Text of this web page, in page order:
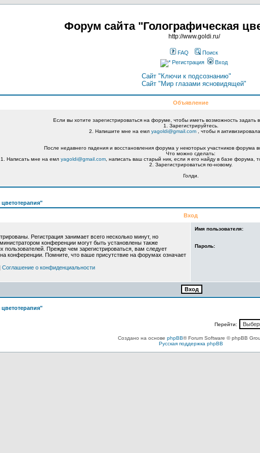
Форум сайта "Голографическая
http://www.goldi.ru/
FAQ
Поиск
Регистрация
Вход
Сайт "Ключи к подсознанию"
Сайт "Мир глазами ясновидящей"
Объявление
Если вы хотите зарегистрироваться на форуме, чтобы иметь возможность задать
1. Зарегистрируйтесь.
2. Напишите мне на емл yagoldi@gmail.com , чтобы я
После недавнего падения и восстановления форума у некоторых участников форума
Что можно сделать:
1. Написать мне на емл yagoldi@gmail.com , написать ваш старый ник, если я его найду в базе
2. Зарегистрироваться по-новому.
Голди.
Вход
Регистрация занимает всего несколько минут, но
конференции могут быть установлены также
пользователей. Прежде чем зарегистрироваться, вам следует
конференции. Помните, что ваше присутствие на форумах означает
Соглашение о конфиденциальности
Имя пользователя:
Пароль:
Перейти:
Создано на основе phpBB® Forum Software © phpBB
Русская поддержка phpBB